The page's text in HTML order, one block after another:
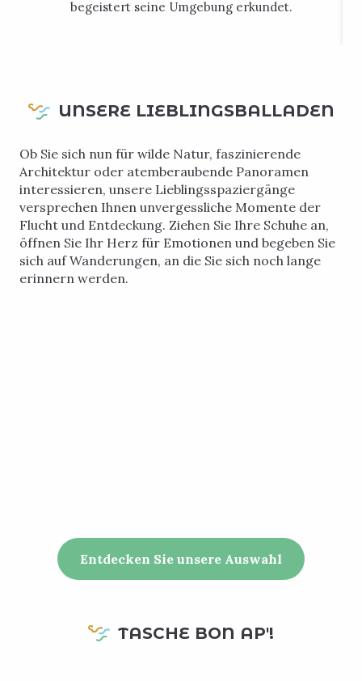
begeistert seine Umgebung erkundet.
UNSERE LIEBLINGSBALLADEN
Ob Sie sich nun für wilde Natur, faszinierende
Architektur oder atemberaubende Panoramen
interessieren, unsere Lieblingsspaziergänge
versprechen Ihnen unvergessliche Momente der
Flucht und Entdeckung. Ziehen Sie Ihre Schuhe an,
öffnen Sie Ihr Herz für Emotionen und begeben Sie
sich auf Wanderungen, an die Sie sich noch lange
erinnern werden.
Entdecken Sie unsere Auswahl
TASCHE BON AP'!